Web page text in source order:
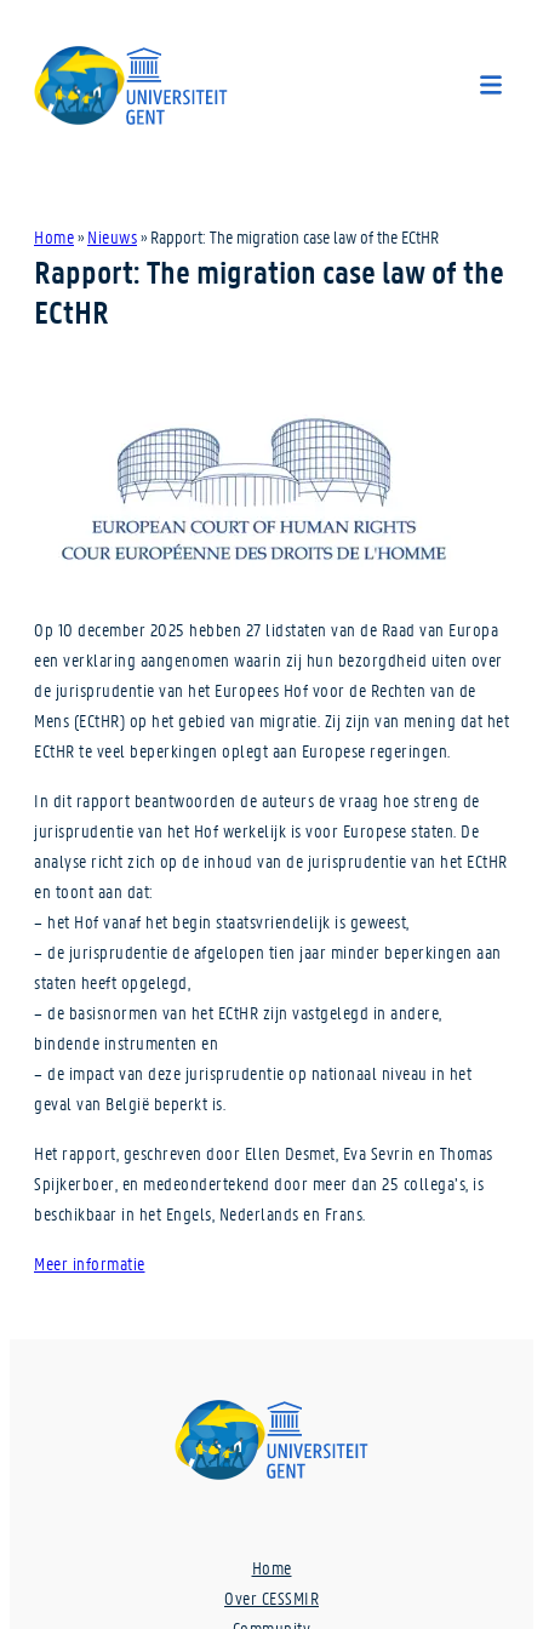
Home» Nieuws» Rapport: The migration case law of the ECtHR
Rapport: The migration case law of the
ECtHR
Op 10 december 2025 hebben 27 lidstaten van de Raad van Europa
een verklaring aangenomen waarin zij hun bezorgdheid uiten over
de jurisprudentie van het Europees Hof voor de Rechten van de
Mens (ECtHR) op het gebied van migratie. Zij zijn van mening dat het
ECtHR te veel beperkingen oplegt aan Europese regeringen.
In dit rapport beantwoorden de auteurs de vraag hoe streng de
jurisprudentie van het Hof werkelijk is voor Europese staten. De
analyse richt zich op de inhoud van de jurisprudentie van het ECtHR
en toont aan dat:
– het Hof vanaf het begin staatsvriendelijk is geweest,
– de jurisprudentie de afgelopen tien jaar minder beperkingen aan
staten heeft opgelegd,
– de basisnormen van het ECtHR zijn vastgelegd in andere,
bindende instrumenten en
– de impact van deze jurisprudentie op nationaal niveau in het
geval van België beperkt is.
Het rapport, geschreven door Ellen Desmet, Eva Sevrin en Thomas
Spijkerboer, en medeondertekend door meer dan 25 collega’s, is
beschikbaar in het Engels, Nederlands en Frans.
Meer informatie
Home
Over CESSMIR